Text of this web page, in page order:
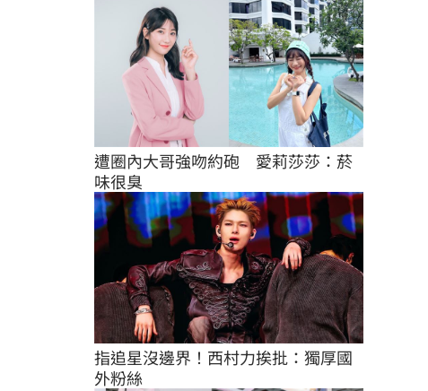
遭圈內大哥強吻約砲　愛莉莎莎：菸
味很臭
指追星沒邊界！西村力挨批：獨厚國
外粉絲